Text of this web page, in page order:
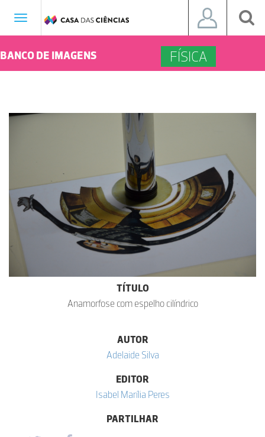
Toggle
BANCO DE IMAGENS FÍSICA
TÍTULO
Anamorfose com espelho cilíndrico
AUTOR
Adelaide Silva
EDITOR
Isabel Marília Peres
PARTILHAR